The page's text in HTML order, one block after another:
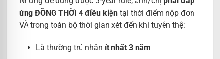
ứng ĐỒNG THỜI 4 điều kiện tại thời điểm nộp đơn
VÀ trong toàn bộ thời gian xét đến khi tuyên thệ:
Là thường trú nhân ít nhất 3 năm